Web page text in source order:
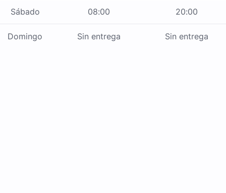
Sábado 08:00 20:00
Domingo Sin entrega Sin entrega